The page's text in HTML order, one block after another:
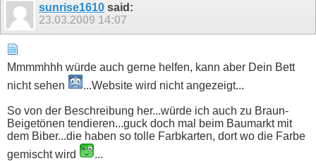
sunrise1610 said:
23.03.2009 14:07
Mmmmhhh würde auch gerne helfen, kann aber Dein Bett
nicht sehen
...Website wird nicht angezeigt...
So von der Beschreibung her...würde ich auch zu Braun-
Beigetönen tendieren...guck doch mal beim Baumarkt mit
dem Biber...die haben so tolle Farbkarten, dort wo die Farbe
gemischt wird
...